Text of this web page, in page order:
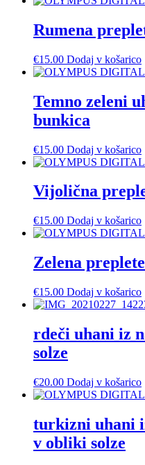
Rumena
€15.00 Dodaj v košarico
Temno zeleni
bunkica
€15.00 Dodaj v košarico
Vijolična
€15.00 Dodaj v košarico
Zelena
€15.00 Dodaj v košarico
rdeči uhani iz
solze
€20.00 Dodaj v košarico
turkizni uhani
v obliki solze